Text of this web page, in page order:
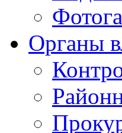
Органы